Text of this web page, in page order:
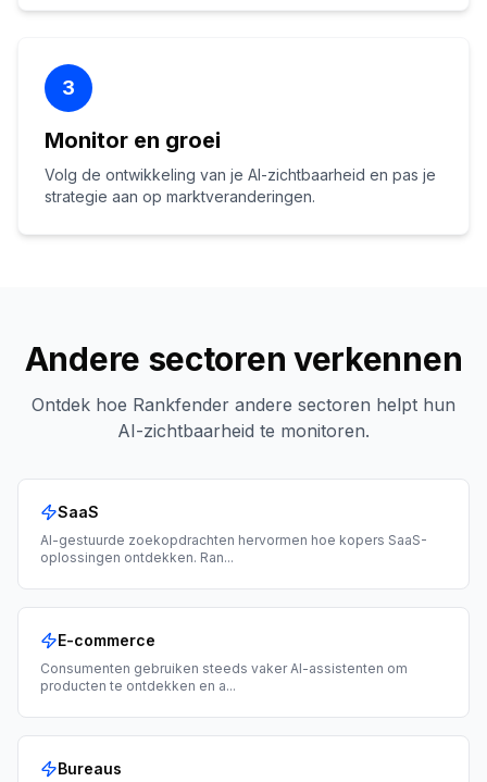
3
Monitor en groei
Volg de ontwikkeling van je AI-zichtbaarheid en pas je
strategie aan op marktveranderingen.
Andere sectoren verkennen
Ontdek hoe Rankfender andere sectoren helpt hun
AI-zichtbaarheid te monitoren.
SaaS
AI-gestuurde zoekopdrachten hervormen hoe kopers SaaS-
oplossingen ontdekken. Ran...
E-commerce
Consumenten gebruiken steeds vaker AI-assistenten om
producten te ontdekken en a...
Bureaus